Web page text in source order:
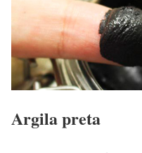
Argila preta